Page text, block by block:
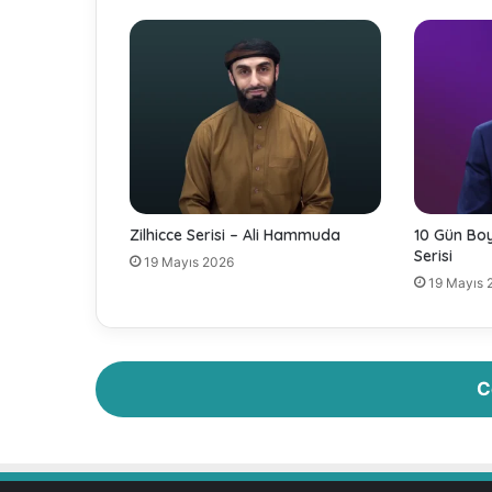
a
r
i
?
s
l
Zilhicce Serisi – Ali Hammuda
19 Mayıs 2026
10 Gün
Serisi
19 Mayıs